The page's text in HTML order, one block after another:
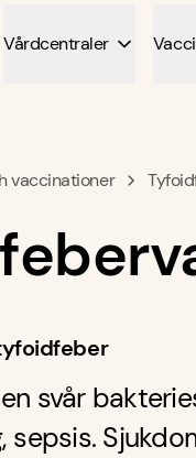
Vårdcentraler
vaccinationer
svår